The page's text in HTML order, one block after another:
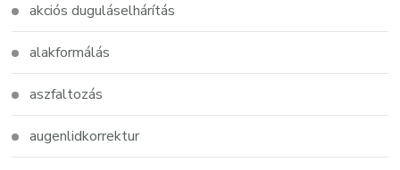
akciós duguláselhárítás
alakformálás
aszfaltozás
augenlidkorrektur